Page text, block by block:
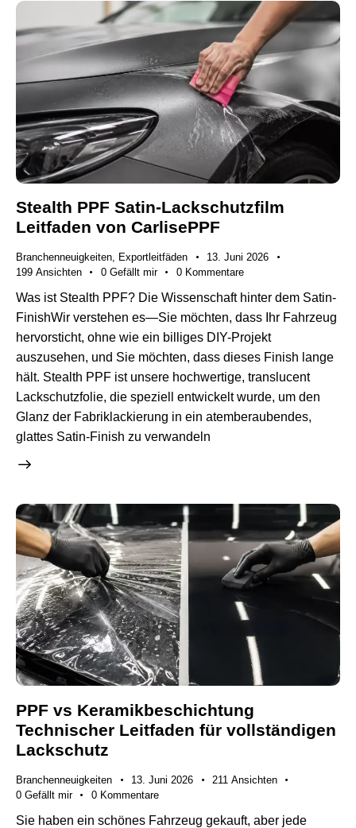
Stealth PPF Satin-Lackschutzfilm
Leitfaden von CarlisePPF
Branchenneuigkeiten, Exportleitfäden
13. Juni 2026
199 Ansichten 0 Gefällt mir 0 Kommentare
Was ist Stealth PPF? Die Wissenschaft hinter dem Satin-
FinishWir verstehen es—Sie möchten, dass Ihr Fahrzeug
hervorsticht, ohne wie ein billiges DIY-Projekt
auszusehen, und Sie möchten, dass dieses Finish lange
hält. Stealth PPF ist unsere hochwertige, translucent
Lackschutzfolie, die speziell entwickelt wurde, um den
Glanz der Fabriklackierung in ein atemberaubendes,
glattes Satin-Finish zu verwandeln
PPF vs Keramikbeschichtung
Technischer Leitfaden für vollständigen
Lackschutz
Branchenneuigkeiten 13. Juni 2026 211 Ansichten
0 Gefällt mir 0 Kommentare
Sie haben ein schönes Fahrzeug gekauft, aber jede